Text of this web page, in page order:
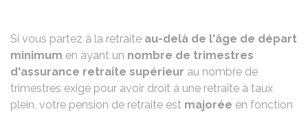
Si vous partez à la retraite au-delà de l'âge de départ
minimum en ayant un nombre de trimestres
d'assurance retraite supérieur au nombre de
trimestres exigé pour avoir droit à une retraite à taux
plein, votre pension de retraite est majorée en fonction